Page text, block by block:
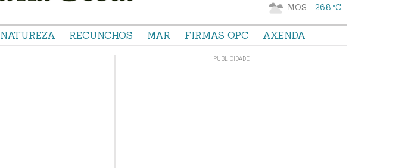
MOS 26.8 °C
NATUREZA RECUNCHOS MAR FIRMAS QPC AXENDA